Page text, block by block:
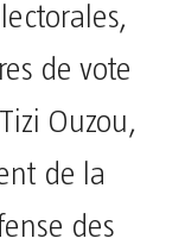
de vote
Ouzou,
de la
des